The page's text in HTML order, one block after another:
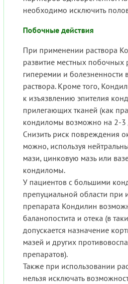
необходимо исключить
Побочные действия
При применении раствора
развитие местных побочных
гиперемии и болезненности
раствора. Кроме того,
к изъязвлению эпителия
прилегающих тканей (как
кондиломы возможно на 2-3
Снизить риск повреждения
можно, используя
мази, цинковую мазь или
кондиломы.
У пациентов с большими
препуциальной области при
препарата Кондилин
баланопостита и отека (в
допускается назначение
мазей и других
препаратов).
Также при использовании
нельзя исключать